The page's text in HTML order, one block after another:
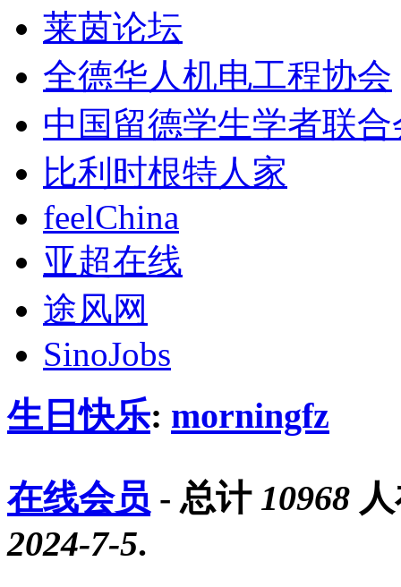
莱茵论坛
全德华人机电工程协会
中国留德学生学者联合
比利时根特人家
feelChina
亚超在线
途风网
SinoJobs
生日快乐: morningfz
在线会员 - 总计 10968
2024-7-5.